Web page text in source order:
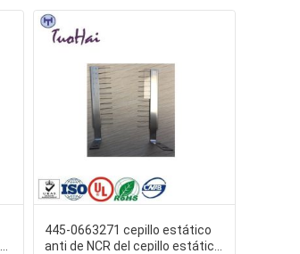
de
445-0663271 cepillo estático
anti de NCR del cepillo estático